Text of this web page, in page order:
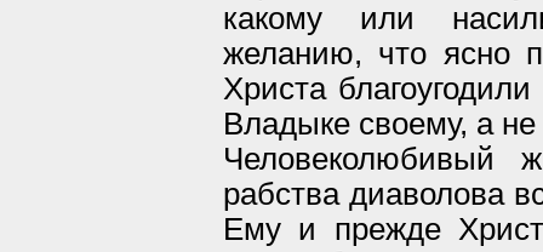
какому или
желанию, что ясно
Христа
Владыке своему, а не
Человеколюбивый
рабства диаволова
Ему и прежде